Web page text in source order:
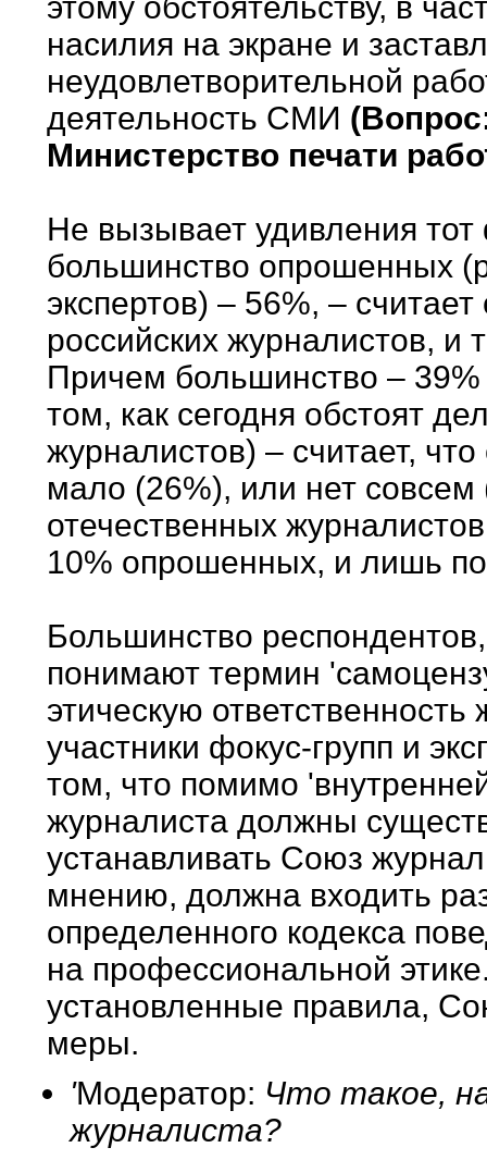
насилия на экране и
неудовлетворительной
деятельность СМИ
Министерство печати
Не вызывает удивления
большинство опрошенных
экспертов) – 56%, –
российских журналистов, и
Причем большинство – 39%
том, как сегодня обстоят
журналистов) – считает,
мало (26%), или нет
отечественных
10% опрошенных, и лишь
Большинство
понимают термин
этическую
участники фокус-групп и
том, что помимо
журналиста должны
устанавливать Союз
мнению, должна входить
определенного кодекса
на профессиональной
установленные правила,
меры.
'Модератор: Что такое,
журналиста?